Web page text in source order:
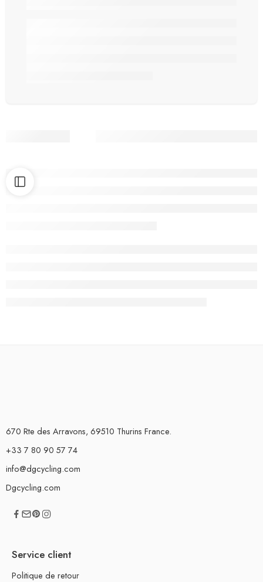
670 Rte des Arravons, 69510 Thurins France.
+33 7 80 90 57 74
info@dgcycling.com
Dgcycling.com
Service client
Politique de retour